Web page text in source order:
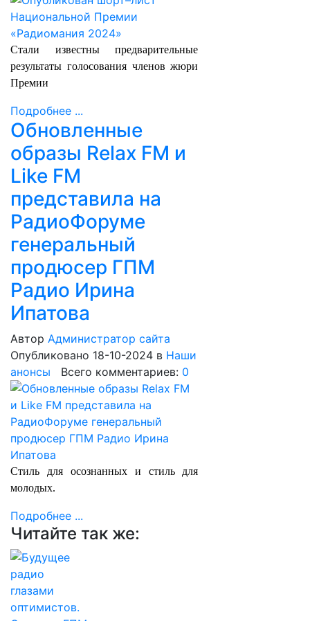
Стали известны предварительные
результаты голосования членов жюри
Премии
Подробнее ...
Обновленные
образы Relax FM и
Like FM
представила на
РадиоФоруме
генеральный
продюсер ГПМ
Радио Ирина
Ипатова
Автор Администратор сайта
Опубликовано 18-10-2024 в Наши
анонсы Всего комментариев: 0
Стиль для осознанных и стиль для
молодых.
Подробнее ...
Читайте так же: